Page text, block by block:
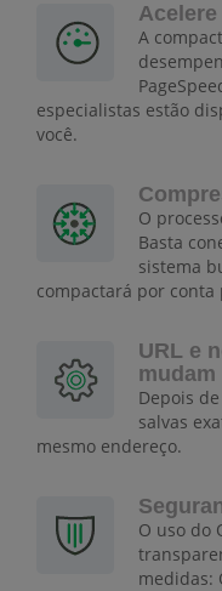
A
especialistas estão
você.
O
Basta
sistema
compactará por conta
URL e
mudam
Depois
salvas
mesmo endereço.
O uso do
medidas: